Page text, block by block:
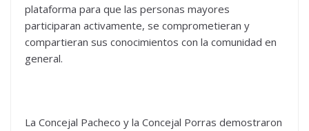
plataforma para que las personas mayores
participaran activamente, se comprometieran y
compartieran sus conocimientos con la comunidad en
general.
La Concejal Pacheco y la Concejal Porras demostraron